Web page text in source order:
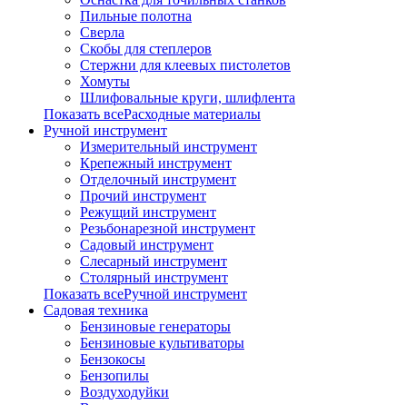
Пильные полотна
Сверла
Скобы для степлеров
Стержни для клеевых пистолетов
Хомуты
Шлифовальные круги, шлифлента
Показать всеРасходные материалы
Ручной инструмент
Измерительный инструмент
Крепежный инструмент
Отделочный инструмент
Прочий инструмент
Режущий инструмент
Резьбонарезной инструмент
Садовый инструмент
Слесарный инструмент
Столярный инструмент
Показать всеРучной инструмент
Садовая техника
Бензиновые генераторы
Бензиновые культиваторы
Бензокосы
Бензопилы
Воздуходуйки